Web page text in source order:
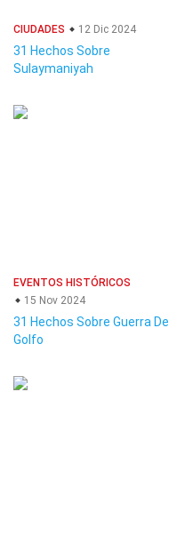
CIUDADES 12 Dic 2024
31 Hechos Sobre
Sulaymaniyah
EVENTOS HISTÓRICOS
15 Nov 2024
31 Hechos Sobre Guerra Del
Golfo